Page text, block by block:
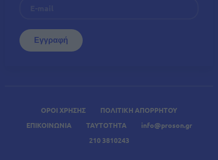
ΟΡΟΙ ΧΡΗΣΗΣ
ΠΟΛΙΤΙΚΗ ΑΠΟΡΡΗΤΟΥ
ΕΠΙΚΟΙΝΩΝΙΑ
ΤΑΥΤΟΤΗΤΑ
info@proson.gr
210 3810243